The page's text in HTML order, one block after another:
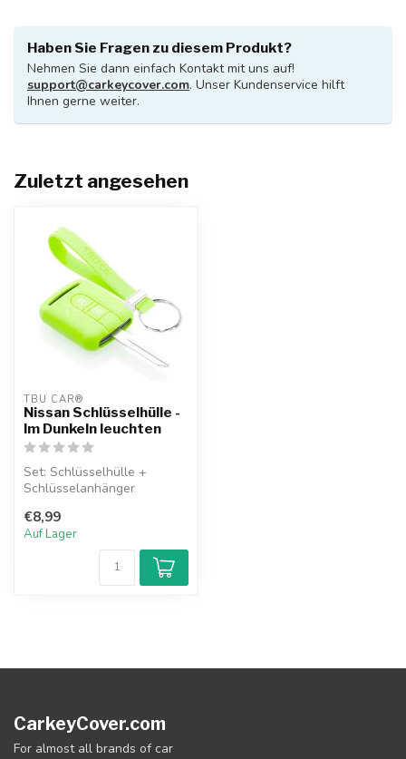
Haben Sie Fragen zu diesem Produkt?
Nehmen Sie dann einfach Kontakt mit uns auf!
support@carkeycover.com. Unser Kundenservice hilft
Ihnen gerne weiter.
Zuletzt angesehen
TBU CAR®
Nissan Schlüsselhülle -
Im Dunkeln leuchten
Set: Schlüsselhülle +
Schlüsselanhänger
€8,99
Auf Lager
CarkeyCover.com
For almost all brands of car